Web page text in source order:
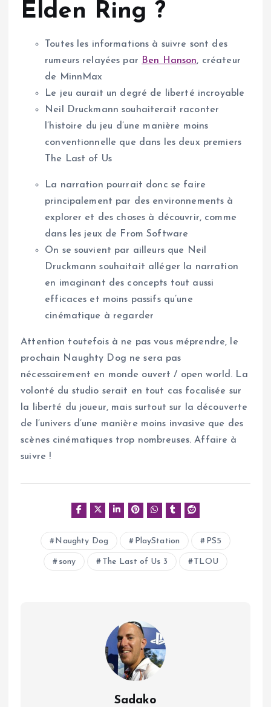
Elden Ring ?
Toutes les informations à suivre sont des
rumeurs relayées par Ben Hanson, créateur
de MinnMax
Le jeu aurait un degré de liberté incroyable
Neil Druckmann souhaiterait raconter
l’histoire du jeu d’une manière moins
conventionnelle que dans les deux premiers
The Last of Us
La narration pourrait donc se faire
principalement par des environnements à
explorer et des choses à découvrir, comme
dans les jeux de From Software
On se souvient par ailleurs que Neil
Druckmann souhaitait alléger la narration
en imaginant des concepts tout aussi
efficaces et moins passifs qu’une
cinématique à regarder
Attention toutefois à ne pas vous méprendre, le
prochain Naughty Dog ne sera pas
nécessairement en monde ouvert / open world. La
volonté du studio serait en tout cas focalisée sur
la liberté du joueur, mais surtout sur la découverte
de l’univers d’une manière moins invasive que des
scènes cinématiques trop nombreuses. Affaire à
suivre !
Naughty Dog PlayStation PS5
sony The Last of Us 3 TLOU
Sadako